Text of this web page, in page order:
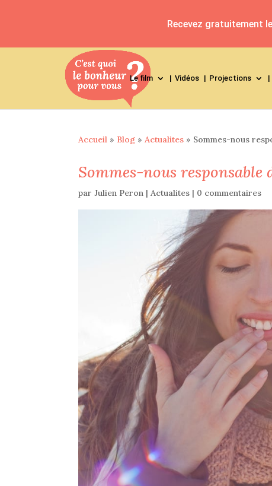
Le film Vidéos Projections
Accueil » Blog » Actualites » Sommes-nous
Sommes-nous responsable
par Julien Peron | Actualites | 0 commentaires
Recevez gratuitement